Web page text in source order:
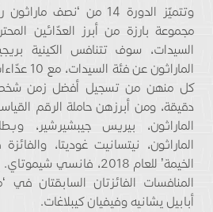
وتتميّز الدورة 14 من
مجموعة بارزة من أبرز العدّائين
السيدات، سوف تتنافس الكينية
دقيقة، ومن أبرزهن حاملة الرقم
الماراثون، بيريس جيبشيرشير،
الماراثون، نيتسانيت غوديتا،
الخيمة’ للعام 2018،
المنافسات الفائزتان السابقتان في
أبابيل يشانيه وفيفيان كيبلاغات.